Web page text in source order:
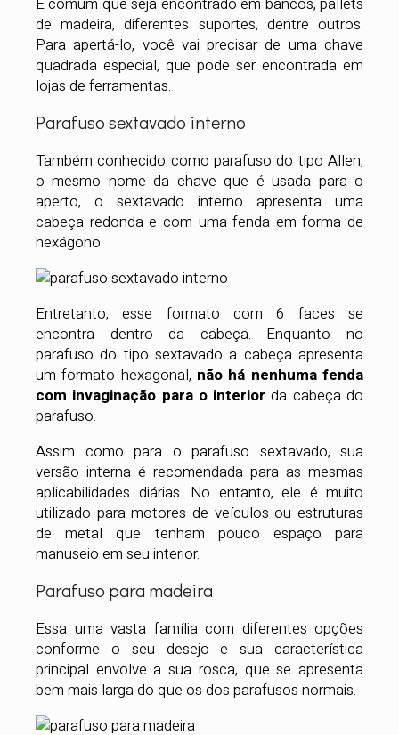
de madeira, diferentes suportes, dentre outros.
Para apertá-lo, você vai precisar de uma chave
quadrada especial, que pode ser encontrada em
lojas de ferramentas.
Parafuso sextavado interno
Também conhecido como parafuso do tipo Allen,
o mesmo nome da chave que é usada para o
aperto, o sextavado interno apresenta uma
cabeça redonda e com uma fenda em forma de
hexágono.
Entretanto, esse formato com 6 faces se
encontra dentro da cabeça. Enquanto no
parafuso do tipo sextavado a cabeça apresenta
um formato hexagonal, não há nenhuma fenda
com invaginação para o interior da cabeça do
parafuso.
Assim como para o parafuso sextavado, sua
versão interna é recomendada para as mesmas
aplicabilidades diárias. No entanto, ele é muito
utilizado para motores de veículos ou estruturas
de metal que tenham pouco espaço para
manuseio em seu interior.
Parafuso para madeira
Essa uma vasta família com diferentes opções
conforme o seu desejo e sua característica
principal envolve a sua rosca, que se apresenta
bem mais larga do que os dos parafusos normais.